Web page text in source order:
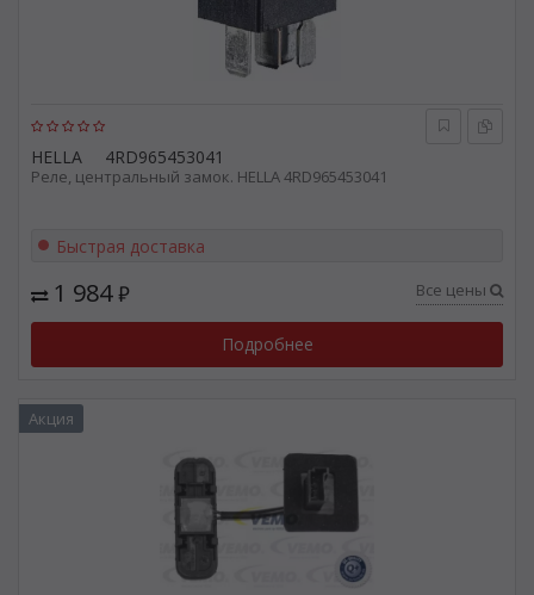
HELLA 4RD965453041
Реле, центральный замок. HELLA 4RD965453041
Быстрая доставка
1 984₽ Все цены
Подробнее
Акция